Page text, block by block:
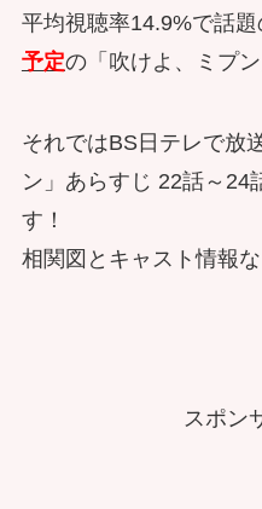
平均視聴率14.9%で話題
予定の「吹けよ、ミプン
それではBS日テレで放
ン」あらすじ 22話～24
す！
相関図とキャスト情報
スポン